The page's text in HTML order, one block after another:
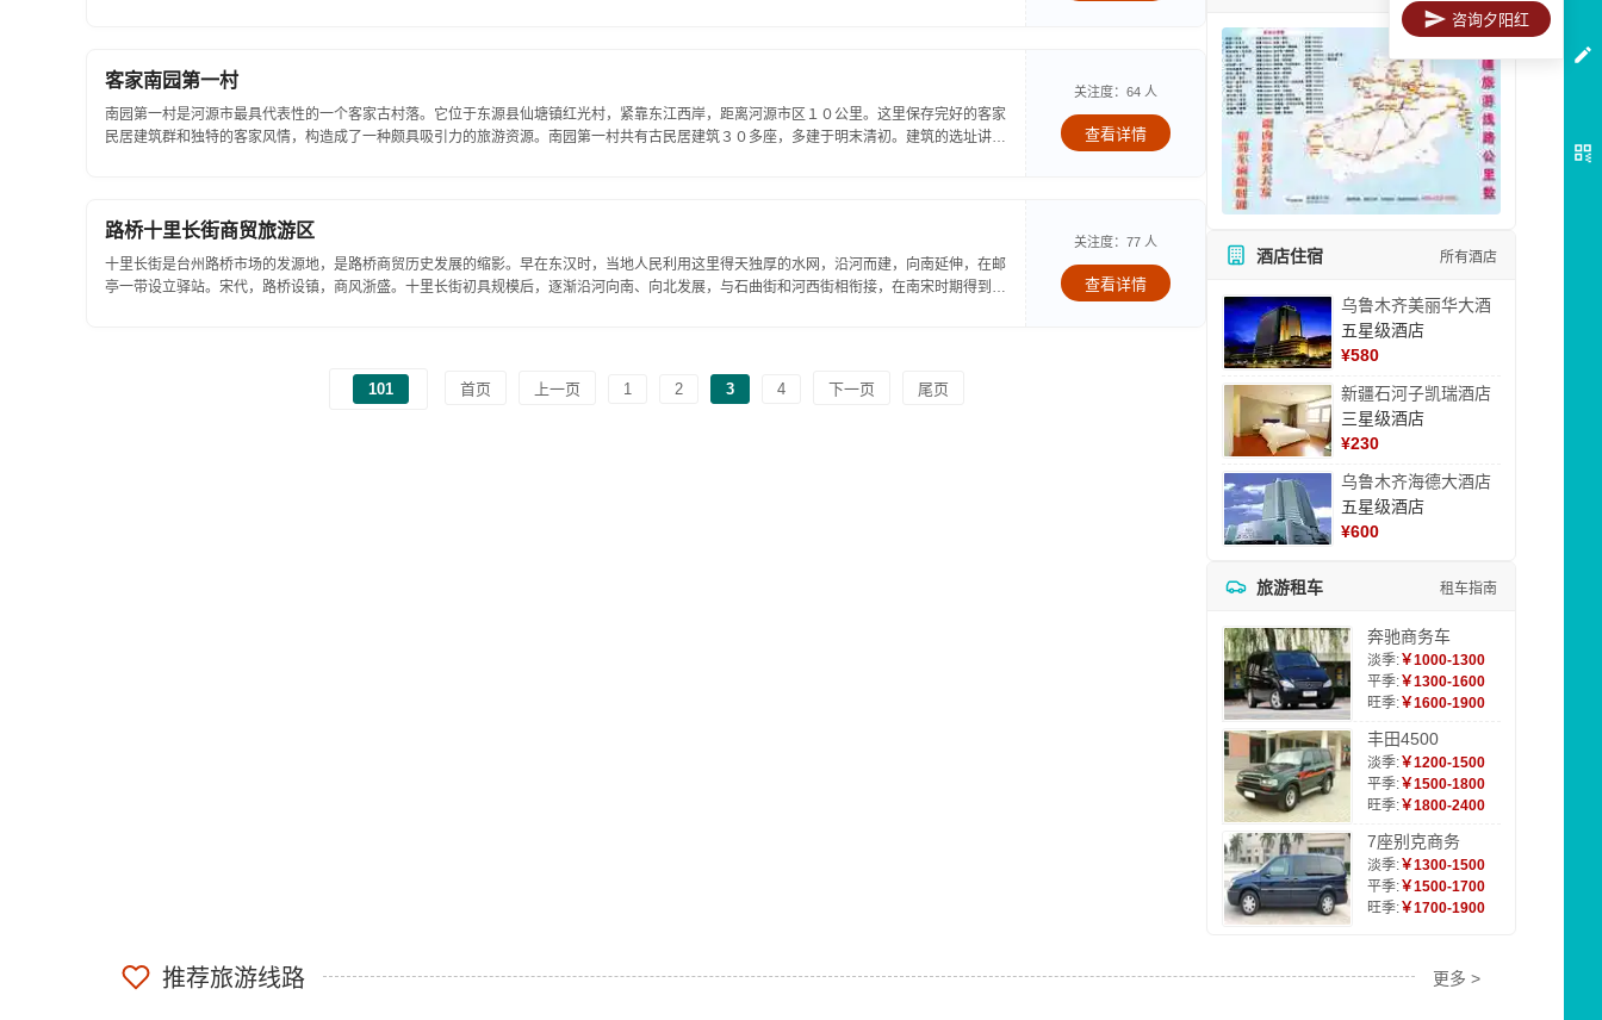
客家南园第一村
南园第一村是河源市最具代表性的一个客家古村落。它位于东源县仙塘镇红光村，紧靠东江西岸，距离河源市区１０公里。这里保存完好的客家
民居建筑群和独特的客家风情，构造成了一种颇具吸引力的旅游资源。南园第一村共有古民居建筑３０多座，多建于明末清初。建筑的选址讲究
关注度：64 人
查看详情
路桥十里长街商贸旅游区
十里长街是台州路桥市场的发源地，是路桥商贸历史发展的缩影。早在东汉时，当地人民利用这里得天独厚的水网，沿河而建，向南延伸，在邮
亭一带设立驿站。宋代，路桥设镇，商风浙盛。十里长街初具规模后，逐渐沿河向南、向北发展，与石曲街和河西街相衔接，在南宋时期得到大
关注度：77 人
查看详情
101 首页 上一页 1 2 3 4 下一页 尾页
酒店住宿 所有酒店
乌鲁木齐美丽华大酒
五星级酒店
¥580
新疆石河子凯瑞酒店
三星级酒店
¥230
乌鲁木齐海德大酒店
五星级酒店
¥600
旅游租车 租车指南
奔驰商务车
淡季:￥1000-1300
平季:￥1300-1600
旺季:￥1600-1900
丰田4500
淡季:￥1200-1500
平季:￥1500-1800
旺季:￥1800-2400
7座别克商务
淡季:￥1300-1500
平季:￥1500-1700
旺季:￥1700-1900
推荐旅游线路 更多 >
咨询夕阳红